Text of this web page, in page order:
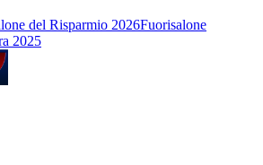
del Risparmio 2026Fuorisalone
2025